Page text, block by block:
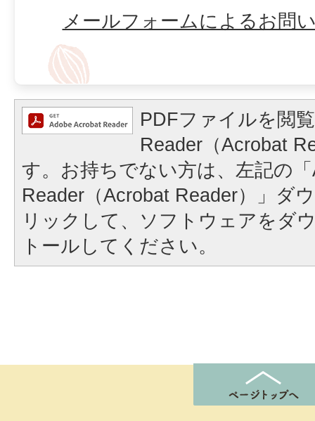
メールフォームによるお問
PDFファイルを閲
Reader（Acrobat
す。お持ちでない方は、左記の
Reader（Acrobat Reader）」ダ
リックして、ソフトウェアをダ
トールしてください。